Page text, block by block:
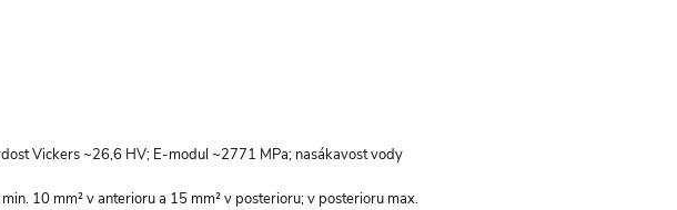
Vickers ~26,6 HV; E-modul ~2771 MPa; nasákavost vody
10 mm² v anterioru a 15 mm² v posterioru; v posterioru max.